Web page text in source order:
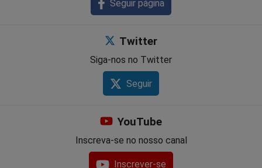
Seguir página
Twitter
Siga-nos no Twitter
Seguir
YouTube
Inscreva-se no nosso canal
Inscrever-se